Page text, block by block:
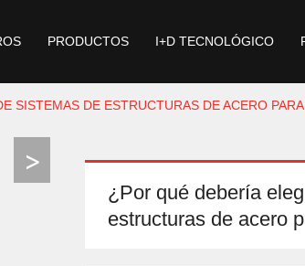
PRODUCTOS I+D TECNOLÓGICO
SISTEMAS DE ESTRUCTURAS DE ACERO
¿Por qué debería
estructuras de acero